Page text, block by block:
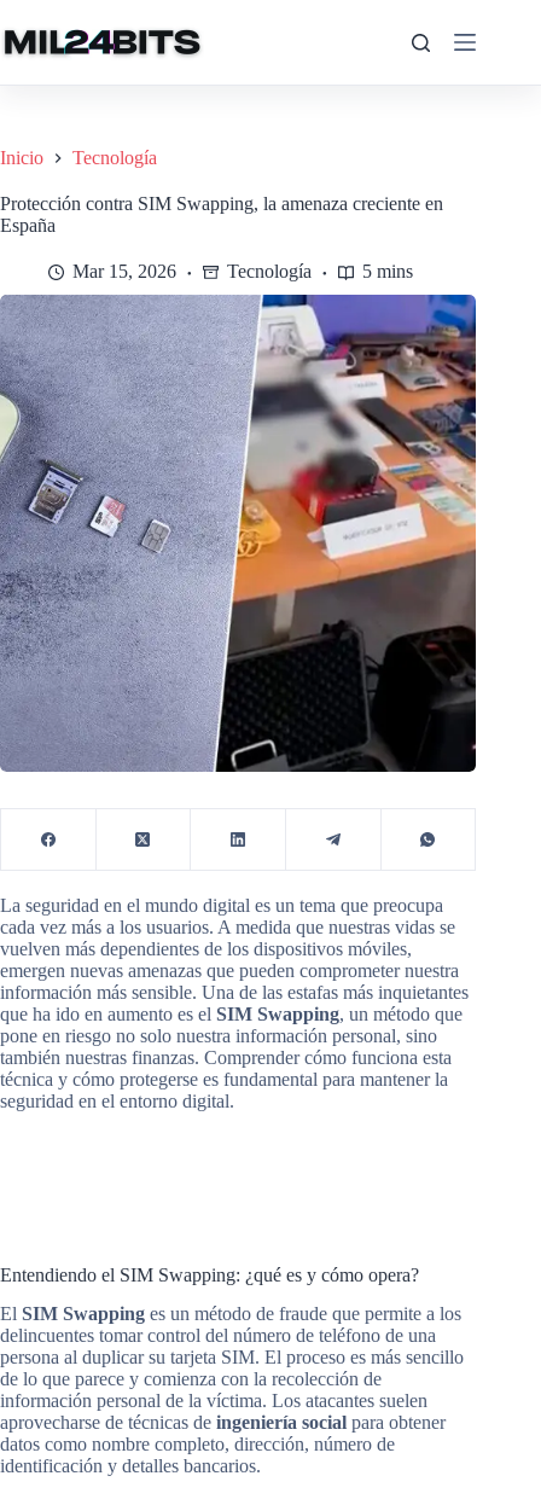
al
contenido
Inicio Tecnología
Protección contra SIM Swapping, la amenaza creciente en
España
Mar 15, 2026 Tecnología 5 mins
La seguridad en el mundo digital es un tema que preocupa
cada vez más a los usuarios. A medida que nuestras vidas se
vuelven más dependientes de los dispositivos móviles,
emergen nuevas amenazas que pueden comprometer nuestra
información más sensible. Una de las estafas más inquietantes
que ha ido en aumento es el SIM Swapping, un método que
pone en riesgo no solo nuestra información personal, sino
también nuestras finanzas. Comprender cómo funciona esta
técnica y cómo protegerse es fundamental para mantener la
seguridad en el entorno digital.
Entendiendo el SIM Swapping: ¿qué es y cómo opera?
El SIM Swapping es un método de fraude que permite a los
delincuentes tomar control del número de teléfono de una
persona al duplicar su tarjeta SIM. El proceso es más sencillo
de lo que parece y comienza con la recolección de
información personal de la víctima. Los atacantes suelen
aprovecharse de técnicas de ingeniería social para obtener
datos como nombre completo, dirección, número de
identificación y detalles bancarios.